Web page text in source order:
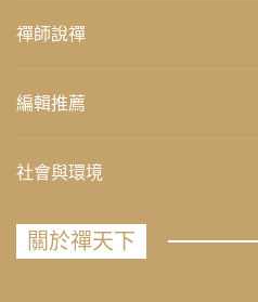
禪師說禪
編輯推薦
社會與環境
關於禪天下